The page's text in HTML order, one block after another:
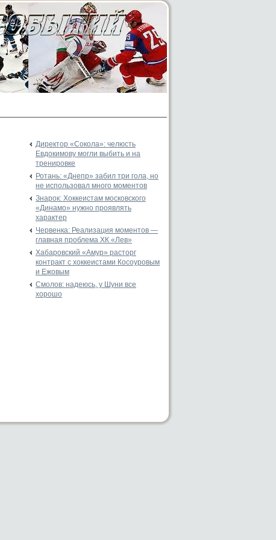
Директор «Сокола»: челюсть
Евдокимову могли выбить и на
тренировке
Ротань: «Днепр» забил три гола, но
не использовал много моментов
Знарок: Хоккеистам московского
«Динамо» нужно проявлять
характер
Червенка: Реализация моментов —
главная проблема ХК «Лев»
Хабаровский «Амур» расторг
контракт с хоккеистами Косоуровым
и Ежовым
Смолов: надеюсь, у Шуни все
хорошо